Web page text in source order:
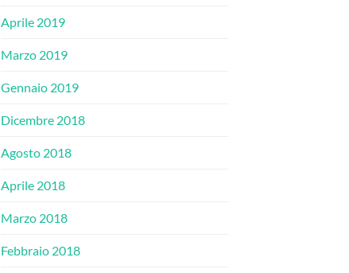
Aprile 2019
Marzo 2019
Gennaio 2019
Dicembre 2018
Agosto 2018
Aprile 2018
Marzo 2018
Febbraio 2018